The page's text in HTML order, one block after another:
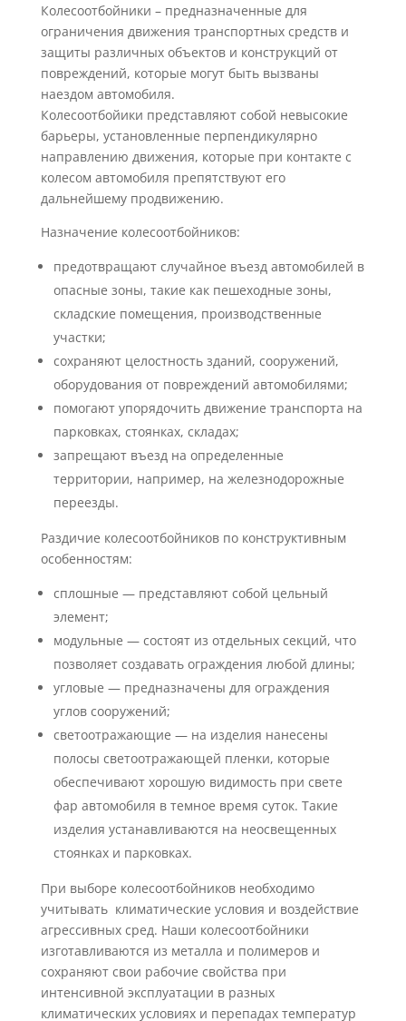
Колесоотбойники – предназначенные для
ограничения движения транспортных средств и
защиты различных объектов и конструкций от
повреждений, которые могут быть вызваны
наездом автомобиля.
Колесоотбойики представляют собой невысокие
барьеры, установленные перпендикулярно
направлению движения, которые при контакте с
колесом автомобиля препятствуют его
дальнейшему продвижению.
Назначение колесоотбойников:
предотвращают случайное въезд автомобилей в
опасные зоны, такие как пешеходные зоны,
складские помещения, производственные
участки;
сохраняют целостность зданий, сооружений,
оборудования от повреждений автомобилями;
помогают упорядочить движение транспорта на
парковках, стоянках, складах;
запрещают въезд на определенные
территории, например, на железнодорожные
переезды.
Раздичие колесоотбойников по конструктивным
особенностям:
сплошные — представляют собой цельный
элемент;
модульные — состоят из отдельных секций, что
позволяет создавать ограждения любой длины;
угловые — предназначены для ограждения
углов сооружений;
светоотражающие — на изделия нанесены
полосы светоотражающей пленки, которые
обеспечивают хорошую видимость при свете
фар автомобиля в темное время суток. Такие
изделия устанавливаются на неосвещенных
стоянках и парковках.
При выборе колесоотбойников необходимо
учитывать климатические условия и воздействие
агрессивных сред. Наши колесоотбойники
изготавливаются из металла и полимеров и
сохраняют свои рабочие свойства при
интенсивной эксплуатации в разных
климатических условиях и перепадах температур